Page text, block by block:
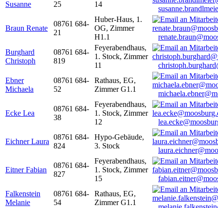
Susanne
25
14
Braun Renate
08761 684-
21
Huber-Haus, 1.
OG, Zimmer
H1.1
Burghard
Christoph
08761 684-
819
Feyerabendhaus,
1. Stock, Zimmer
11
Ebner
Michaela
08761 684-
52
Rathaus, EG,
Zimmer G1.1
Ecke Lea
08761 684-
38
Feyerabendhaus,
1. Stock, Zimmer
12
Eichner Laura
08761 684-
824
Hypo-Gebäude,
3. Stock
Eitner Fabian
08761 684-
827
Feyerabendhaus,
1. Stock, Zimmer
15
Falkenstein
Melanie
08761 684-
54
Rathaus, EG,
Zimmer G1.1